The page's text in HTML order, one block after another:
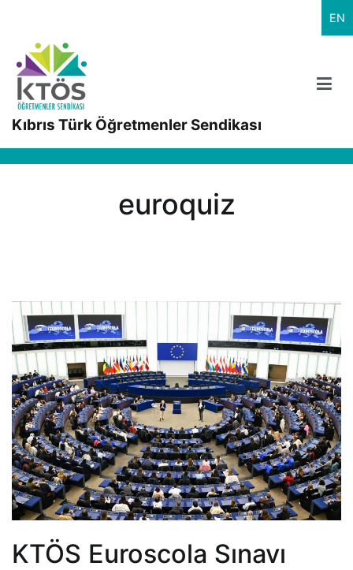
EN
Kıbrıs Türk Öğretmenler Sendikası
euroquiz
KTÖS Euroscola Sınavı